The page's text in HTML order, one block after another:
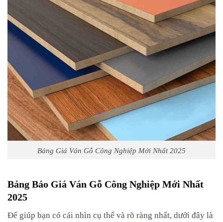
Bảng Giá Ván Gỗ Công Nghiệp Mới Nhất 2025
Bảng Báo Giá Ván Gỗ Công Nghiệp Mới Nhất
2025
Để giúp bạn có cái nhìn cụ thể và rõ ràng nhất, dưới đây là